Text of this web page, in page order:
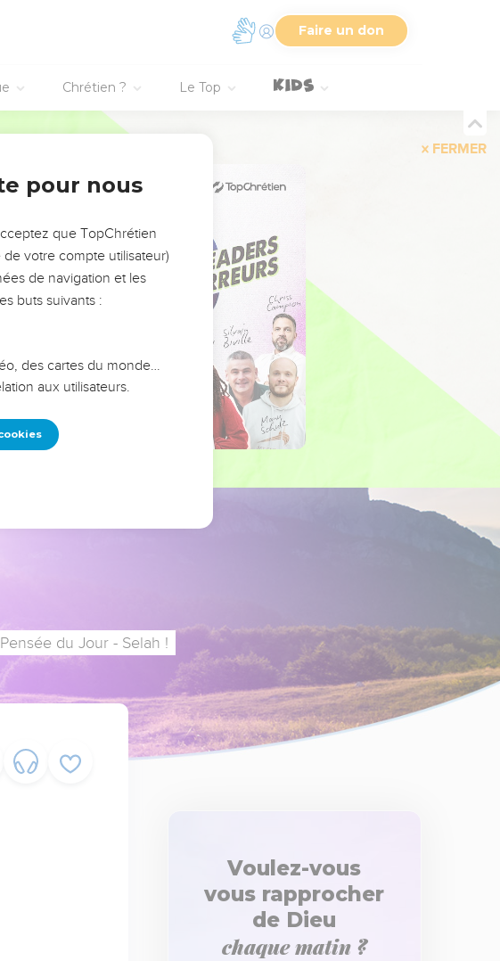
Faire un don
Chrétien ? Le Top
FERMER
du Jour - Selah !
Voulez-vous
vous rapprocher
de Dieu
chaque matin ?
pour nous
que TopChrétien
votre compte utilisateur)
de navigation et les
buts suivants :
des cartes du monde…
aux utilisateurs.